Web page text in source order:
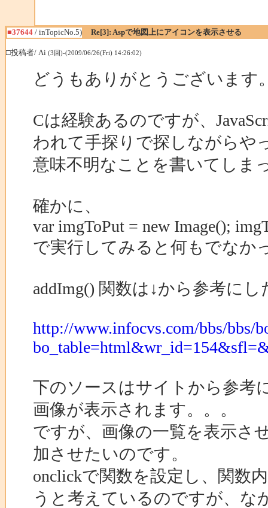
■37644 / inTopicNo.5) Re[3]: Aspで地図上にアイコンを表示させる
□投稿者/ Ai (3回)-(2009/06/26(Fri) 14:26:02)
どうもありがとうございます
Cは経験あるのですが、
われて手探りで探しながらや
意味不明なことを書いてしま
確かに、
var imgToPut = new Image();
で実行してみると何もでなか
addImg() 関数は↓から参考に
http://www.infocvs.com/bbs/bbs/
下のソースはサイトから参考
画像が表示されます。。。
ですが、画像の一覧を表示さ
加させたいのです。
onclickで関数を設定し、関数
うと考えているのですが、な